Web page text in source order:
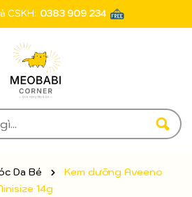
CSKH: 0383 909 234
Da Bé
Kem dưỡng Aveeno
14g